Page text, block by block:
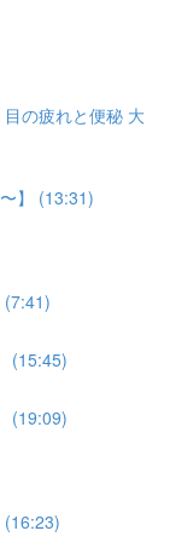
の疲れと便秘 大
】 (13:31)
(7:41)
(15:45)
(19:09)
(16:23)